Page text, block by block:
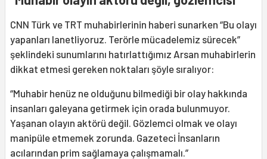
CNN Türk ve TRT muhabirlerinin haberi sunarken “Bu olayı
yapanları lanetliyoruz. Terörle mücadelemiz sürecek”
şeklindeki sunumlarını hatırlattığımız Arsan muhabirlerin
dikkat etmesi gereken noktaları şöyle sıralıyor:
“Muhabir henüz ne olduğunu bilmediği bir olay hakkında
insanları galeyana getirmek için orada bulunmuyor.
Yaşanan olayın aktörü değil. Gözlemci olmak ve olayı
manipüle etmemek zorunda. Gazeteci İnsanların
acılarından prim sağlamaya çalışmamalı.”